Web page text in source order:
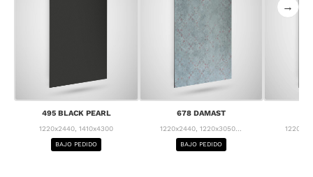
495 BLACK PEARL
1220x2440, 1410x4300
BAJO PEDIDO
678 DAMAST
1220x2440, 1220x3050...
BAJO PEDIDO
→